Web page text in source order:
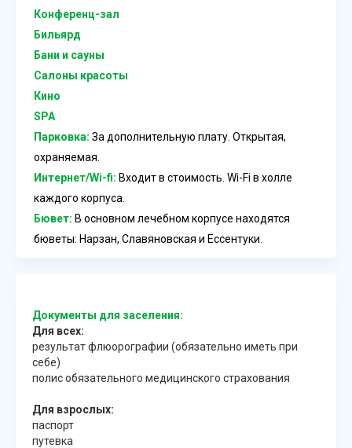
Конференц-зал
Бильярд
Бани и сауны
Салоны красоты
Кино
SPA
Парковка: За дополнительную плату. Открытая,
охраняемая.
Интернет/Wi-fi: Входит в стоимость. Wi-Fi в холле
каждого корпуса.
Бювет: В основном лечебном корпусе находятся
бюветы: Нарзан, Славяновская и Ессентуки.
Документы для заселения:
Для всех:
результат флюорографии (обязательно иметь при
себе)
полис обязательного медицинского страхования
Для взрослых:
паспорт
путевка